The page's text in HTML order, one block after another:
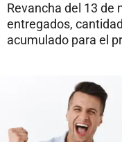
Revancha del 13 de
entregados,
acumulado para el